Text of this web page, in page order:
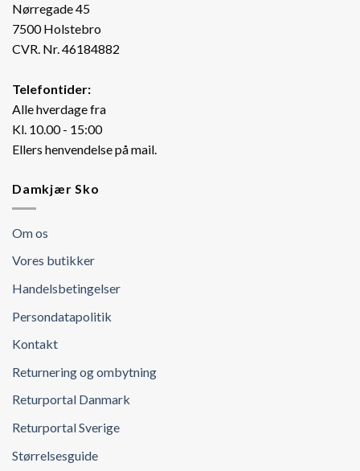
Nørregade 45
7500 Holstebro
CVR. Nr. 46184882
Telefontider:
Alle hverdage fra
Kl. 10.00 - 15:00
Ellers henvendelse på mail.
Damkjær Sko
Om os
Vores butikker
Handelsbetingelser
Persondatapolitik
Kontakt
Returnering og ombytning
Returportal Danmark
Returportal Sverige
Størrelsesguide